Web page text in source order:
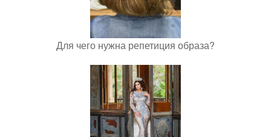
Для чего нужна репетиция образа?